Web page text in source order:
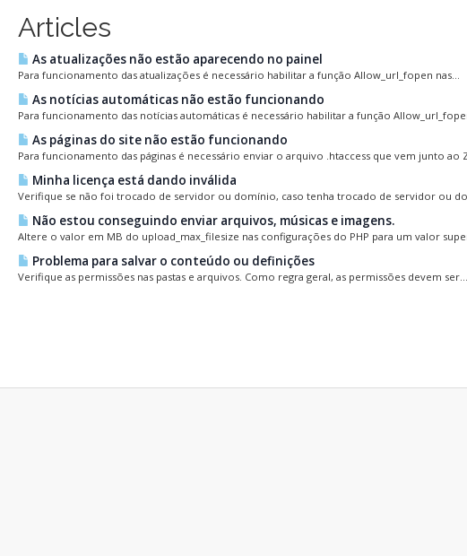
Articles
As atualizações não estão aparecendo no painel
Para funcionamento das atualizações é necessário habilitar a função Allow_url_fopen nas...
As notícias automáticas não estão funcionando
Para funcionamento das notícias automáticas é necessário habilitar a função
As páginas do site não estão funcionando
Para funcionamento das páginas é necessário enviar o arquivo .htaccess que vem junto ao
Minha licença está dando inválida
Verifique se não foi trocado de servidor ou domínio, caso tenha trocado de servidor ou
Não estou conseguindo enviar arquivos, músicas e imagens.
Altere o valor em MB do upload_max_filesize nas configurações do PHP para um valor
Problema para salvar o conteúdo ou definições
Verifique as permissões nas pastas e arquivos. Como regra geral, as permissões devem ser...